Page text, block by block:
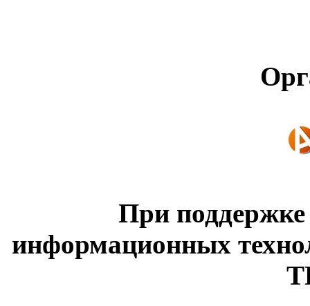
При
информационных